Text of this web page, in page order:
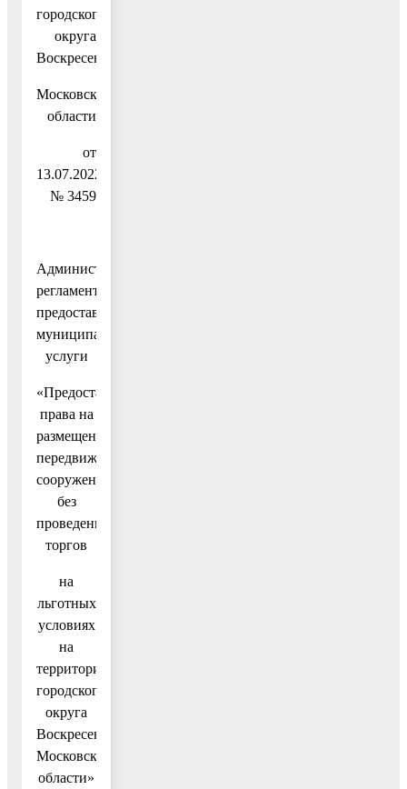
городского
округа
Воскресенск
Московской
области
от
13.07.2022
№ 3459
Административный
регламент
предоставления
муниципальной
услуги
«Предоставление
права на
размещение
передвижного
сооружения
без
проведения
торгов
на
льготных
условиях
на
территории
городского
округа
Воскресенск
Московской
области»